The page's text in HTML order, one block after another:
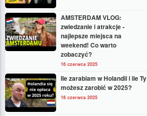
AMSTERDAM VLOG:
zwiedzanie i atrakcje -
najlepsze miejsca na
weekend! Co warto
zobaczyć?
16 czerwca 2025
Ile zarabiam w Holandii i ile Ty
możesz zarobić w 2025?
16 czerwca 2025